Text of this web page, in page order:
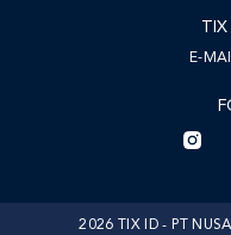
E-
2026 TIX ID - PT